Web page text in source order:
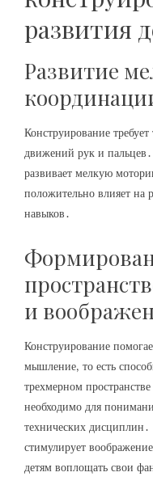
развития
Развитие
Конструирование
движений рук и
развивает мелкую
положительно влияет на
навыков․
и
Конструирование
мышление‚ то есть
трехмерном
необходимо для
технических дисциплин․
стимулирует
детям воплощать свои